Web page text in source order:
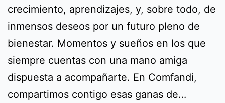
crecimiento, aprendizajes, y, sobre todo, de
inmensos deseos por un futuro pleno de
bienestar. Momentos y sueños en los que
siempre cuentas con una mano amiga
dispuesta a acompañarte. En Comfandi,
compartimos contigo esas ganas de…